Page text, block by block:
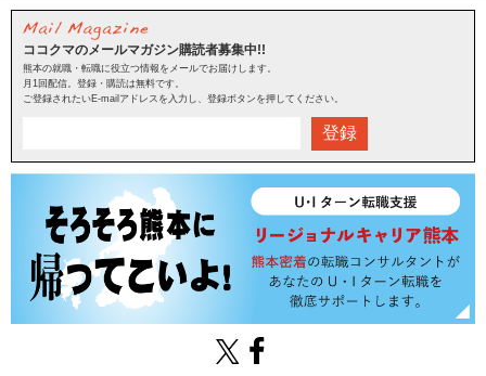
ココクマのメールマガジン購読者募集中!!
熊本の就職・転職に役立つ情報をメールでお届けします。
月1回配信。登録・購読は無料です。
ご登録されたいE-mailアドレスを入力し、登録ボタンを押してください。
登録